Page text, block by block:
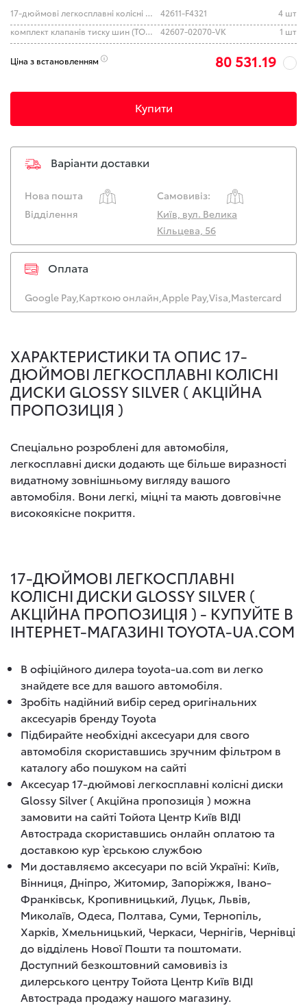
17-дюймові легкосплавні колісні диски Glossy Silver 42611-F4321
4 шт
комплект клапанів тиску шин (TOYOTA)
42607-02070-VK 1 шт
Ціна з встановленням 80 531.19
Купити
Варіанти доставки
Нова пошта
Самовивіз:
Відділення
Київ, вул. Велика
Кільцева, 56
Оплата
Google Pay,Карткою онлайн,Apple Pay,Visa,Mastercard
ХАРАКТЕРИСТИКИ ТА ОПИС 17-
ДЮЙМОВІ ЛЕГКОСПЛАВНІ КОЛІСНІ
ДИСКИ GLOSSY SILVER ( АКЦІЙНА
ПРОПОЗИЦІЯ )
Спеціально розроблені для автомобіля,
легкосплавні диски додають ще більше виразності
видатному зовнішньому вигляду вашого
автомобіля. Вони легкі, міцні та мають довговічне
високоякісне покриття.
17-ДЮЙМОВІ ЛЕГКОСПЛАВНІ
КОЛІСНІ ДИСКИ GLOSSY SILVER (
АКЦІЙНА ПРОПОЗИЦІЯ ) - КУПУЙТЕ В
ІНТЕРНЕТ-МАГАЗИНІ TOYOTA-UA.COM
В офіційного дилера toyota-ua.com ви легко
знайдете все для вашого автомобіля.
Зробіть надійний вибір серед оригінальних
аксесуарів бренду Toyota
Підбирайте необхідні аксесуари для свого
автомобіля скориставшись зручним фільтром в
каталогу або пошуком на сайті
Аксесуар 17-дюймові легкосплавні колісні диски
Glossy Silver ( Акційна пропозиція ) можна
замовити на сайті Тойота Центр Київ ВІДІ
Автострада скориставшись онлайн оплатою та
доставкою кур`єрською службою
Ми доставляємо аксесуари по всій Україні: Київ,
Вінниця, Дніпро, Житомир, Запоріжжя, Івано-
Франківськ, Кропивницький, Луцьк, Львів,
Миколаїв, Одеса, Полтава, Суми, Тернопіль,
Харків, Хмельницький, Черкаси, Чернігів, Чернівці
до відділень Нової Пошти та поштомати.
Доступний безкоштовний самовивіз із
дилерського центру Тойота Центр Київ ВІДІ
Автострада продажу нашого магазину.